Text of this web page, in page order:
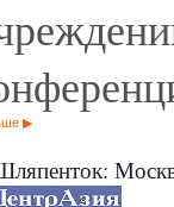
Москва с